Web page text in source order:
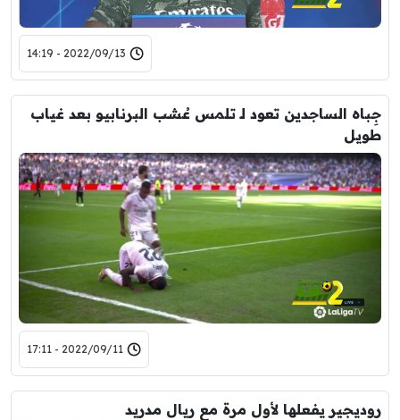
2022/09/13 - 14:19
جِباه الساجدين تعود لـ تلمس عُشب البرنابيو بعد غياب
طويل
2022/09/11 - 17:11
روديجير يفعلها لأول مرة مع ريال مدريد